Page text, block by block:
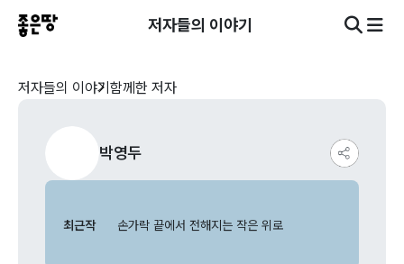
저자들의 이야기
저자들의 이야기 함께한 저자
박영두
최근작 손가락 끝에서 전해지는 작은 위로